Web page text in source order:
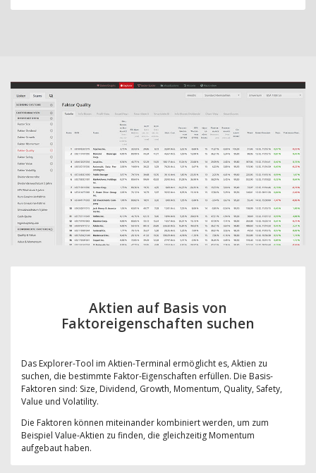
Aktien auf Basis von
Faktoreigenschaften suchen
Das Explorer-Tool im Aktien-Terminal ermöglicht es, Aktien zu
suchen, die bestimmte Faktor-Eigenschaften erfüllen. Die Basis-
Faktoren sind: Size, Dividend, Growth, Momentum, Quality, Safety,
Value und Volatility.
Die Faktoren können miteinander kombiniert werden, um zum
Beispiel Value-Aktien zu finden, die gleichzeitig Momentum
aufgebaut haben.